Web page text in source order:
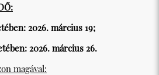
2026. március 19;
2026. március 26.
magával: